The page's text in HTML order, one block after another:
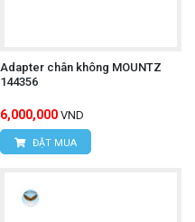
Adapter chân không MOUNTZ
144356
6,000,000 VND
ĐẶT MUA